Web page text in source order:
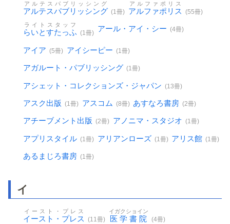
アルテスパブリッシング
アルテスパブリッシング
(1冊) アルファポリス
アルファポリス
(55冊)
らいとすたっふ
ライトスタッフ
(1冊) アール・アイ・シー (4冊)
アイア (5冊) アイシーピー (1冊)
アガルート・パブリッシング (1冊)
アシェット・コレクションズ・ジャパン (13冊)
アスク出版 (1冊) アスコム (8冊) あすなろ書房 (2冊)
アチーブメント出版 (2冊) アノニマ・スタジオ (1冊)
アプリスタイル (1冊) アリアンローズ (1冊) アリス館 (1冊)
あるまじろ書房 (1冊)
イ
イースト・プレス
イースト・プレス
(11冊) 医学書院
イガクショイン
(4冊)